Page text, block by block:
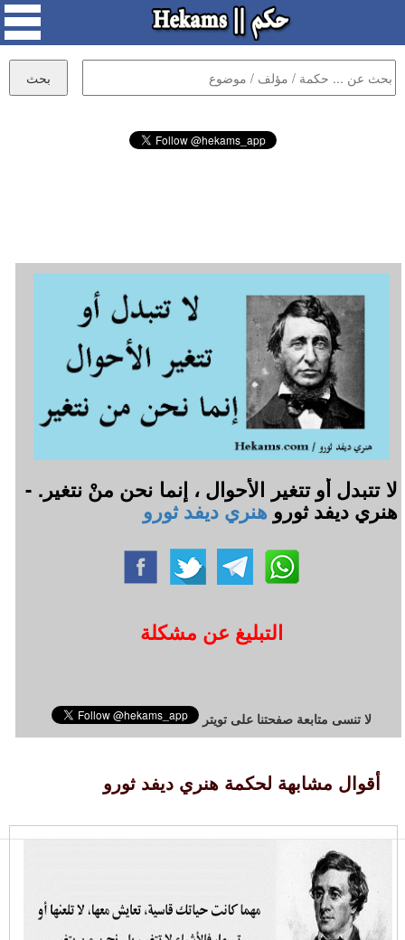
لا تتبدل أو تتغير الأحوال ، إنما نحن منْ نتغير. -
هنري ديفد ثوروهنري ديفد ثورو
التبليغ عن مشكلة
لا تنسى متابعة صفحتنا على تويتر
أقوال مشابهة لحكمة هنري ديفد ثورو